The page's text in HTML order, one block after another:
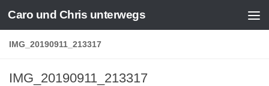
Zum Inhalt springen
Caro und Chris unterwegs
IMG_20190911_213317
IMG_20190911_213317